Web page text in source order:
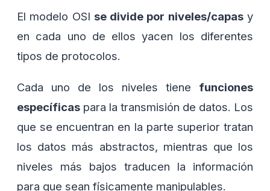
El modelo OSI se divide por niveles/capasy
en cada uno de ellos yacen los diferentes
tipos de protocolos.
Cada uno de los niveles tiene funciones
específicas para la transmisión de datos. Los
que se encuentran en la parte superior tratan
los datos más abstractos, mientras que los
niveles más bajos traducen la información
para que sean físicamente manipulables.